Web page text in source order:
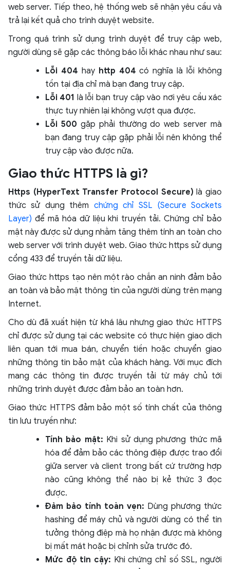
web server. Tiếp theo, hệ thống web sẽ nhận yêu cầu và
trả lại kết quả cho trình duyệt website.
Trong quá trình sử dụng trình duyệt để truy cập web,
người dùng sẽ gặp các thông báo lỗi khác nhau như sau:
Lỗi 404 hay http 404 có nghĩa là lỗi không
tồn tại địa chỉ mà bạn đang truy cập.
Lỗi 401 là lỗi bạn truy cập vào nơi yêu cầu xác
thực tuy nhiên lại không vượt qua được.
Lỗi 500 gặp phải thường do web server mà
bạn đang truy cập gặp phải lỗi nên không thể
truy cập vào được nữa.
Giao thức HTTPS là gì?
Https (HyperText Transfer Protocol Secure) là giao
thức sử dụng thêm chứng chỉ SSL (Secure Sockets
Layer) để mã hóa dữ liệu khi truyền tải. Chứng chỉ bảo
mật này được sử dụng nhằm tăng thêm tính an toàn cho
web server với trình duyệt web. Giao thức https sử dụng
cổng 433 để truyền tải dữ liệu.
Giao thức https tạo nên một rào chắn an ninh đảm bảo
an toàn và bảo mật thông tin của người dùng trên mạng
Internet.
Cho dù đã xuất hiện từ khá lâu nhưng giao thức HTTPS
chỉ được sử dụng tại các website có thực hiện giao dịch
liên quan tới mua bán, chuyển tiền hoặc chuyển giao
những thông tin bảo mật của khách hàng. Với mục đích
mang các thông tin được truyền tải từ máy chủ tới
những trình duyệt được đảm bảo an toàn hơn.
Giao thức HTTPS đảm bảo một số tính chất của thông
tin lưu truyền như:
Tính bảo mật: Khi sử dụng phương thức mã
hóa để đảm bảo các thông điệp được trao đổi
giữa server và client trong bất cứ trường hợp
nào cũng không thể nào bị kẻ thức 3 đọc
được.
Đảm bảo tính toàn vẹn: Dùng phương thức
hashing để máy chủ và người dùng có thể tin
tưởng thông điệp mà họ nhận được mà không
bị mất mát hoặc bị chỉnh sửa trước đó.
Mức độ tin cậy: Khi chứng chỉ số SSL, người